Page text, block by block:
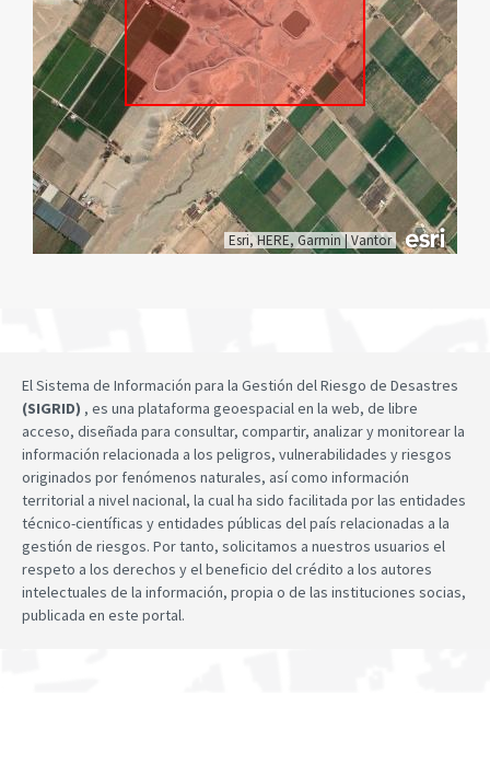
Esri, HERE, Garmin|Vantor
El Sistema de Información para la Gestión del Riesgo de Desastres
(SIGRID) , es una plataforma geoespacial en la web, de libre
acceso, diseñada para consultar, compartir, analizar y monitorear la
información relacionada a los peligros, vulnerabilidades y riesgos
originados por fenómenos naturales, así como información
territorial a nivel nacional, la cual ha sido facilitada por las entidades
técnico-científicas y entidades públicas del país relacionadas a la
gestión de riesgos. Por tanto, solicitamos a nuestros usuarios el
respeto a los derechos y el beneficio del crédito a los autores
intelectuales de la información, propia o de las instituciones socias,
publicada en este portal.